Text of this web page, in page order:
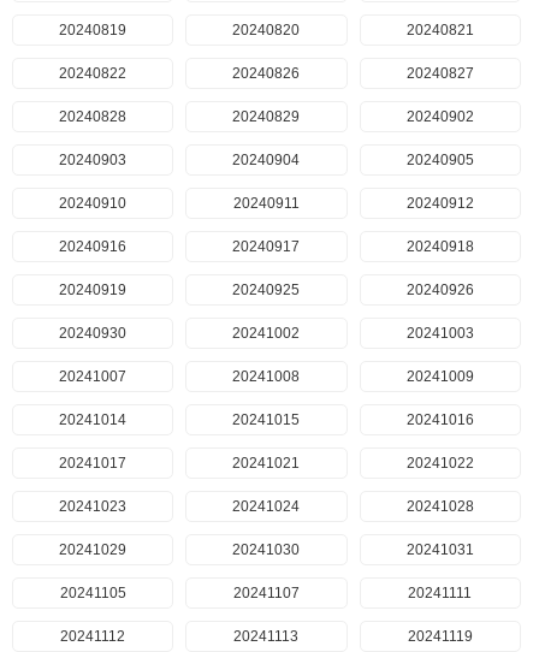
20240819 20240820 20240821
20240822 20240826 20240827
20240828 20240829 20240902
20240903 20240904 20240905
20240910 20240911 20240912
20240916 20240917 20240918
20240919 20240925 20240926
20240930 20241002 20241003
20241007 20241008 20241009
20241014 20241015 20241016
20241017 20241021 20241022
20241023 20241024 20241028
20241029 20241030 20241031
20241105 20241107 20241111
20241112 20241113 20241119